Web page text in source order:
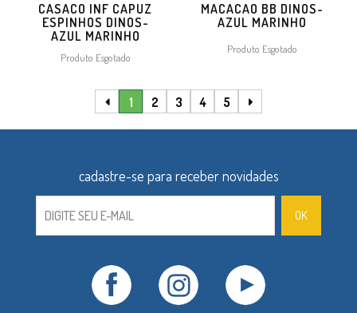
CASACO INF CAPUZ
ESPINHOS DINOS-
AZUL MARINHO
Produto Esgotado
MACACAO BB DINOS-
AZUL MARINHO
Produto Esgotado
1 2 3 4 5